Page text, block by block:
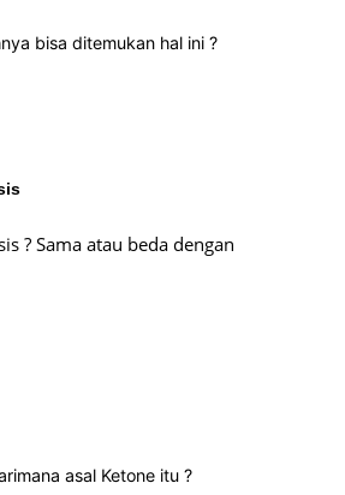
bisa ditemukan hal ini ?
? Sama atau beda dengan
asal Ketone itu ?